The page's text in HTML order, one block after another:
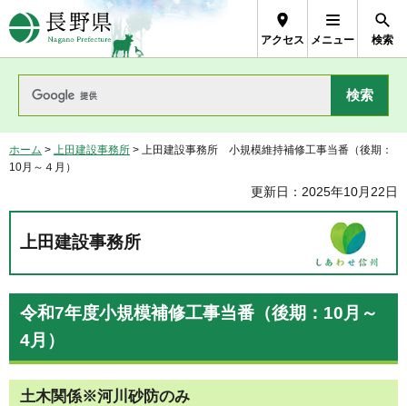
長野県Nagano Prefecture
アクセス メニュー 検索
ホーム > 上田建設事務所 > 上田建設事務所 小規模維持補修工事当番（後期：
10月～４月）
更新日：2025年10月22日
上田建設事務所
令和7年度小規模補修工事当番（後期：10月～
4月）
土木関係※河川砂防のみ